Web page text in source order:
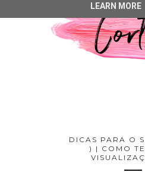
DICAS PARA O
) | COMO
LEARN MORE